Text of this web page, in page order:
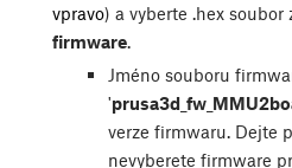
vpravo) a vyberte .hex soubor
firmware.
Jméno souboru
'
verze firmwaru. Dejte
nevyberete firmware